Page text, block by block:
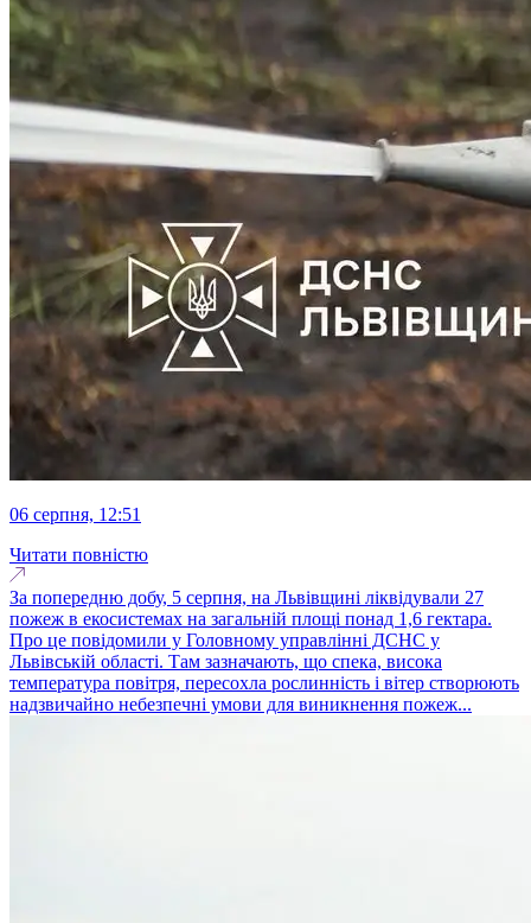
06 серпня, 12:51
Читати повністю
За попередню добу, 5 серпня, на Львівщині ліквідували 27
пожеж в екосистемах на загальній площі понад 1,6 гектара.
Про це повідомили у Головному управлінні ДСНС у
Львівській області. Там зазначають, що спека, висока
температура повітря, пересохла рослинність і вітер створюють
надзвичайно небезпечні умови для виникнення пожеж...